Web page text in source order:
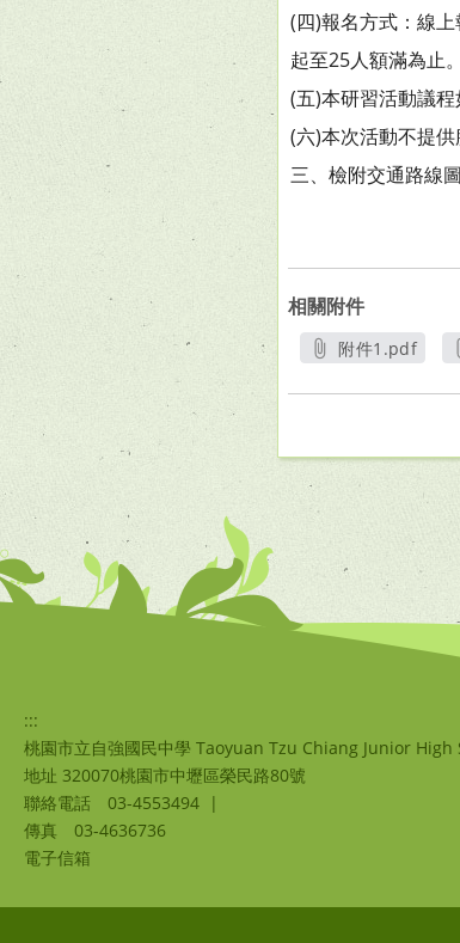
(四)報名方式：線
起至25人額滿為止。
(五)本研習活動議程
(六)本次活動不提供
三、檢附交通路線
相關附件
附件1.pdf
:::
桃園市立自強國民中學 Taoyuan Tzu Chiang Junior High
地址 320070桃園市中壢區榮民路80號
聯絡電話
03-4553494 |
傳真
03-4636736
電子信箱